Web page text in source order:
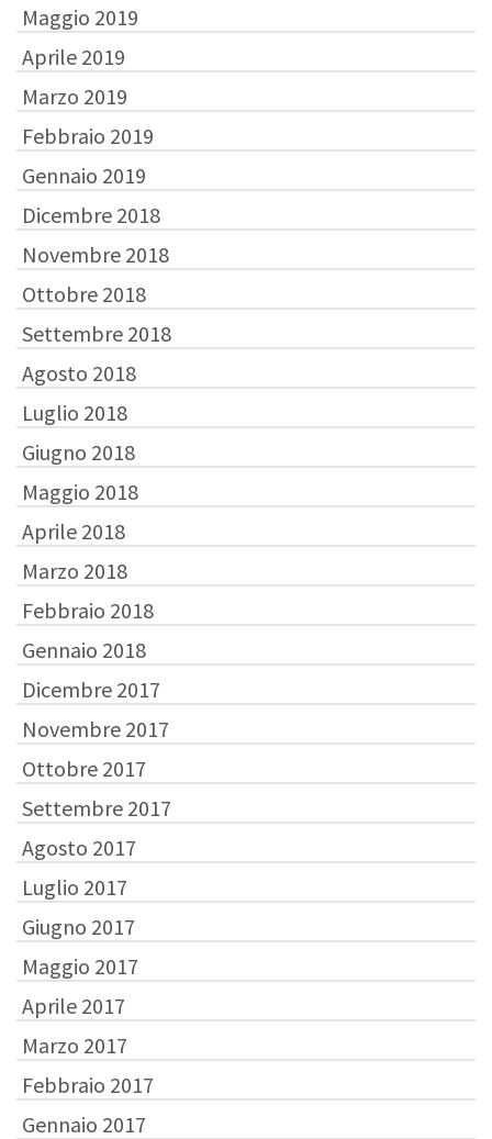
Maggio 2019
Aprile 2019
Marzo 2019
Febbraio 2019
Gennaio 2019
Dicembre 2018
Novembre 2018
Ottobre 2018
Settembre 2018
Agosto 2018
Luglio 2018
Giugno 2018
Maggio 2018
Aprile 2018
Marzo 2018
Febbraio 2018
Gennaio 2018
Dicembre 2017
Novembre 2017
Ottobre 2017
Settembre 2017
Agosto 2017
Luglio 2017
Giugno 2017
Maggio 2017
Aprile 2017
Marzo 2017
Febbraio 2017
Gennaio 2017